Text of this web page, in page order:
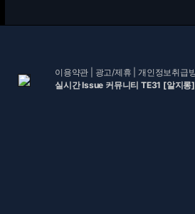
이용약관 광고/제휴 |개인정보취급
실시간 Issue 커뮤니티 TE31 [알지